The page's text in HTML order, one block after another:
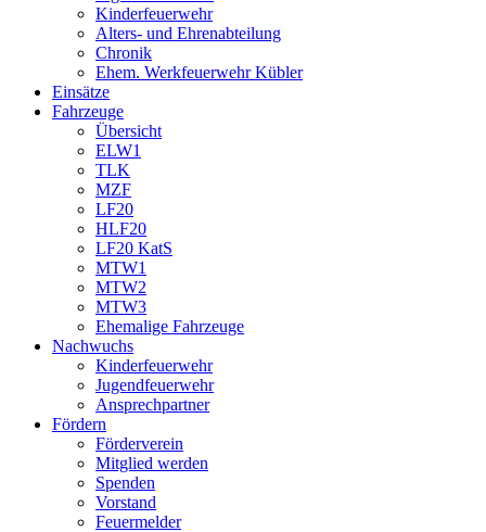
Kinderfeuerwehr
Alters- und Ehrenabteilung
Chronik
Ehem. Werkfeuerwehr Kübler
Einsätze
Fahrzeuge
Übersicht
ELW1
TLK
MZF
LF20
HLF20
LF20 KatS
MTW1
MTW2
MTW3
Ehemalige Fahrzeuge
Nachwuchs
Kinderfeuerwehr
Jugendfeuerwehr
Ansprechpartner
Fördern
Förderverein
Mitglied werden
Spenden
Vorstand
Feuermelder